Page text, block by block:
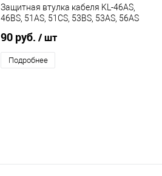
Защитная втулка кабеля KL-46AS,
46BS, 51AS, 51CS, 53BS, 53AS, 56AS
90 руб. / шт
Подробнее